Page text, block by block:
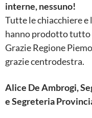
interne, nessuno!
Tutte le chiacchiere e
hanno prodotto tutto
Grazie Regione
grazie centrodestra.
Alice De Ambrogi,
e Segreteria